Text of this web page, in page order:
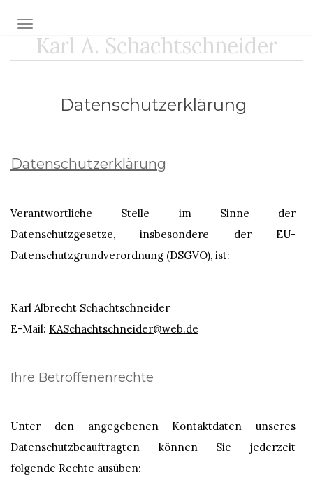
Toggle navigation
Karl A. Schachtschneider
Datenschutzerklärung
Datenschutzerklärung
Verantwortliche Stelle im Sinne der
Datenschutzgesetze, insbesondere der EU-
Datenschutzgrundverordnung (DSGVO), ist:
Karl Albrecht Schachtschneider
E-Mail: KASchachtschneider@web.de
Ihre Betroffenenrechte
Unter den angegebenen Kontaktdaten unseres
Datenschutzbeauftragten können Sie jederzeit
folgende Rechte ausüben: